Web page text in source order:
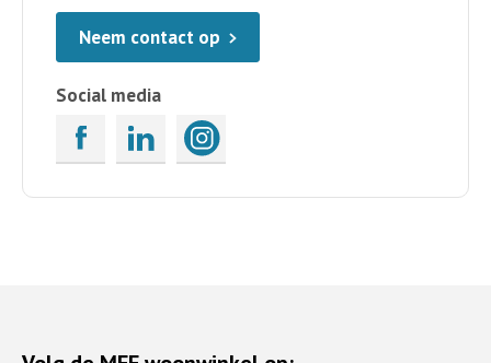
Neem contact op
Social media